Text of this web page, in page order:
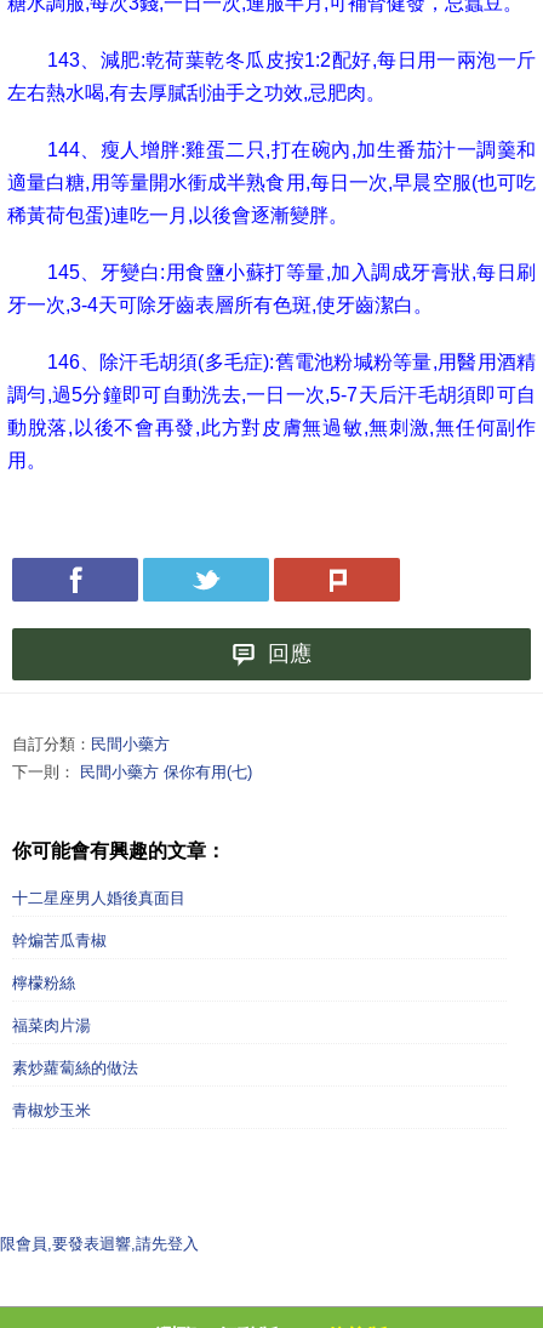
143、減肥:乾荷葉乾冬瓜皮按1:2配好,每日用一兩泡一斤
左右熱水喝,有去厚膩刮油手之功效,忌肥肉。
144、瘦人增胖:雞蛋二只 ,打在碗內,加生番茄汁一調羹和
適量白糖, 用等量開水衝成半熟食用 ,每日一次,早晨空服(也可吃
稀黃荷包蛋)連吃一月 , 以後會逐漸變胖。
145、牙變白: 用食鹽小蘇打等量,加入調成牙膏狀,每日刷
牙一次,3-4天可除牙齒表層所有色斑,使牙齒潔白。
146、除汗毛胡須(多毛症):舊電池粉堿粉等量,用醫用酒精
調勻,過5分鐘即可自動洗去,一日一次,5-7天后汗毛胡須即可自
動脫落, 以後不會再發,此方對皮膚無過敏,無刺激,無任何副作
用。
回應
自訂分類： 民間小藥方
下一則：
民間小藥方 保你有用(七)
你可能會有興趣的文章：
十二星座男人婚後真面目
幹煸苦瓜青椒
檸檬粉絲
福菜肉片湯
素炒蘿蔔絲的做法
青椒炒玉米
限會員,要發表迴響,請先登入